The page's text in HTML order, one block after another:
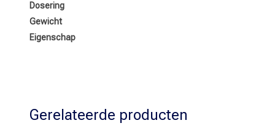
Dosering
Gewicht
Eigenschap
Gerelateerde producten